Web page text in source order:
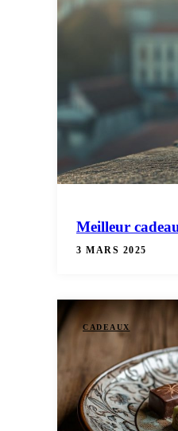
Meilleur
3 MARS 2025
CADEAUX